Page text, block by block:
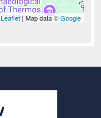
Leaflet| Map data ©Google